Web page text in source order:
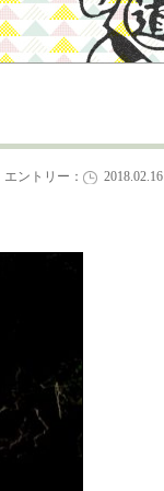
エントリー： 2018.02.16